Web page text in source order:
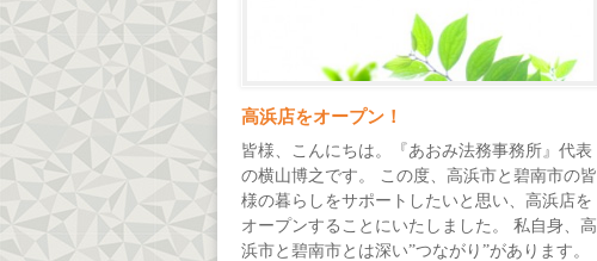
高浜店をオープン！
皆様、こんにちは。『あおみ法務事務所』代表
の横山博之です。 この度、高浜市と碧南市の皆
様の暮らしをサポートしたいと思い、高浜店を
オープンすることにいたしました。 私自身、高
浜市と碧南市とは深い”つながり”があります。